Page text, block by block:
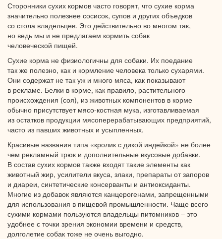
Сторонники сухих кормов часто говорят, что сухие корма
значительно полезнее сосисок, супов и других объедков
со стола владельцев. Это действительно во многом так,
но ведь мы и не предлагаем кормить собак
человеческой пищей.
Сухие корма не физиологичны для собаки. Их поедание
так же полезно, как и кормление человека только сухарями.
Они содержат не так уж и много мяса, как показывают
в рекламе. Белки в корме, как правило, растительного
происхождения (соя), из животных компонентов в корме
обычно присутствует мясо-костная мука, изготавливаемая
из остатков продукции мясоперерабатывающих предприятий,
часто из павших животных и усыпленных.
Красивые названия типа «кролик с дикой индейкой» не более
чем рекламный трюк и дополнительные вкусовые добавки.
В состав сухих кормов также входят такие элементы как
животный жир, усилители вкуса, злаки, препараты от запоров
и диареи, синтетические консерванты и антиоксиданты.
Многие из добавок являются канцерогенами, запрещенными
для использования в пищевой промышленности. Чаще всего
сухими кормами пользуются владельцы питомников – это
удобнее с точки зрения экономии времени и средств,
долголетие собак тоже не очень выгодно.